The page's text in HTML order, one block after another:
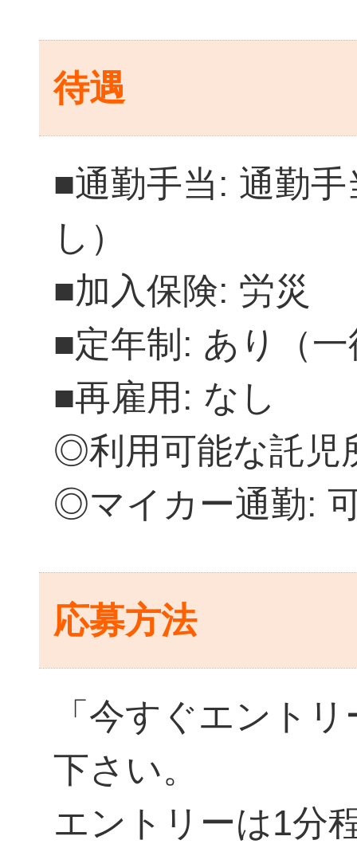
待遇
■通勤手当: 通勤
し）
■加入保険: 労災
■定年制: あり（
■再雇用: なし
◎利用可能な託児
◎マイカー通勤:
応募方法
「今すぐエント
下さい。
エントリーは1分